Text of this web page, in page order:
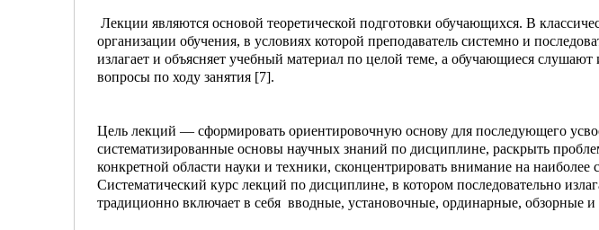
Лекции являются основой теоретической подготовки обучающихся. В
организации обучения, в условиях которой преподаватель системно и
излагает и объясняет учебный материал по целой теме, а обучающиеся
вопросы по ходу занятия [7].
Цель лекций — сформировать ориентировочную основу для последующего
систематизированные основы научных знаний по дисциплине, раскрыть
конкретной области науки и техники, сконцентрировать внимание на
Систематический курс лекций по дисциплине, в котором последовательно
традиционно включает в себя вводные, установочные, ординарные, обзорные